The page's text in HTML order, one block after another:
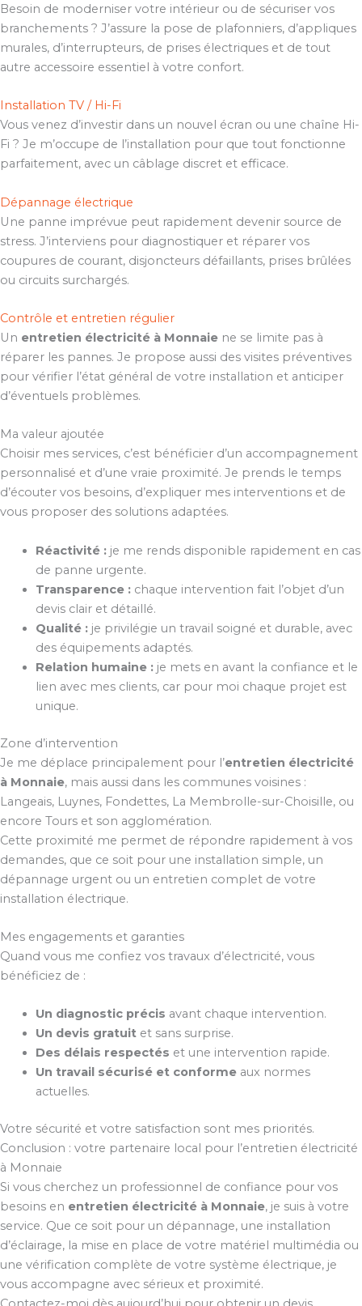
Besoin de moderniser votre intérieur ou de sécuriser vos
branchements ? J’assure la pose de plafonniers, d’appliques
murales, d’interrupteurs, de prises électriques et de tout
autre accessoire essentiel à votre confort.
Installation TV / Hi-Fi
Vous venez d’investir dans un nouvel écran ou une chaîne Hi-
Fi ? Je m’occupe de l’installation pour que tout fonctionne
parfaitement, avec un câblage discret et efficace.
Dépannage électrique
Une panne imprévue peut rapidement devenir source de
stress. J’interviens pour diagnostiquer et réparer vos
coupures de courant, disjoncteurs défaillants, prises brûlées
ou circuits surchargés.
Contrôle et entretien régulier
Un entretien électricité à Monnaie ne se limite pas à
réparer les pannes. Je propose aussi des visites préventives
pour vérifier l’état général de votre installation et anticiper
d’éventuels problèmes.
Ma valeur ajoutée
Choisir mes services, c’est bénéficier d’un accompagnement
personnalisé et d’une vraie proximité. Je prends le temps
d’écouter vos besoins, d’expliquer mes interventions et de
vous proposer des solutions adaptées.
Réactivité :je me rends disponible rapidement en cas
de panne urgente.
Transparence :chaque intervention fait l’objet d’un
devis clair et détaillé.
Qualité :je privilégie un travail soigné et durable, avec
des équipements adaptés.
Relation humaine :je mets en avant la confiance et le
lien avec mes clients, car pour moi chaque projet est
unique.
Zone d’intervention
Je me déplace principalement pour l’entretien électricité
à Monnaie, mais aussi dans les communes voisines :
Langeais, Luynes, Fondettes, La Membrolle-sur-Choisille, ou
encore Tours et son agglomération.
Cette proximité me permet de répondre rapidement à vos
demandes, que ce soit pour une installation simple, un
dépannage urgent ou un entretien complet de votre
installation électrique.
Mes engagements et garanties
Quand vous me confiez vos travaux d’électricité, vous
bénéficiez de :
Un diagnostic précis avant chaque intervention.
Un devis gratuitet sans surprise.
Des délais respectés et une intervention rapide.
Un travail sécurisé et conformeaux normes
actuelles.
Votre sécurité et votre satisfaction sont mes priorités.
Conclusion : votre partenaire local pour l’entretien électricité
à Monnaie
Si vous cherchez un professionnel de confiance pour vos
besoins en entretien électricité à Monnaie, je suis à votre
service. Que ce soit pour un dépannage, une installation
d’éclairage, la mise en place de votre matériel multimédia ou
une vérification complète de votre système électrique, je
vous accompagne avec sérieux et proximité.